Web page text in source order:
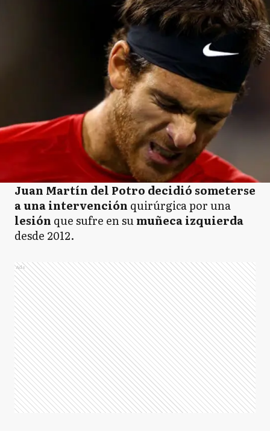
Juan Martín del Potro decidió someterse
a una intervención quirúrgica por una
lesión que sufre en sumuñeca izquierda
desde 2012.
Ads